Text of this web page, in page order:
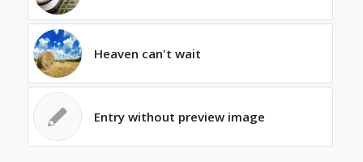
Heaven can't wait
Entry without preview image